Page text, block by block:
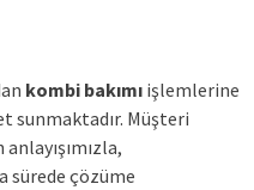
kombi bakımıişlemlerine
sunmaktadır. Müşteri
sürede çözüme